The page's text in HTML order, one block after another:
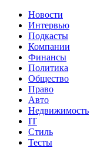
Новости
Интервью
Подкасты
Компании
Финансы
Политика
Общество
Право
Авто
Недвижимость
IT
Стиль
Тесты